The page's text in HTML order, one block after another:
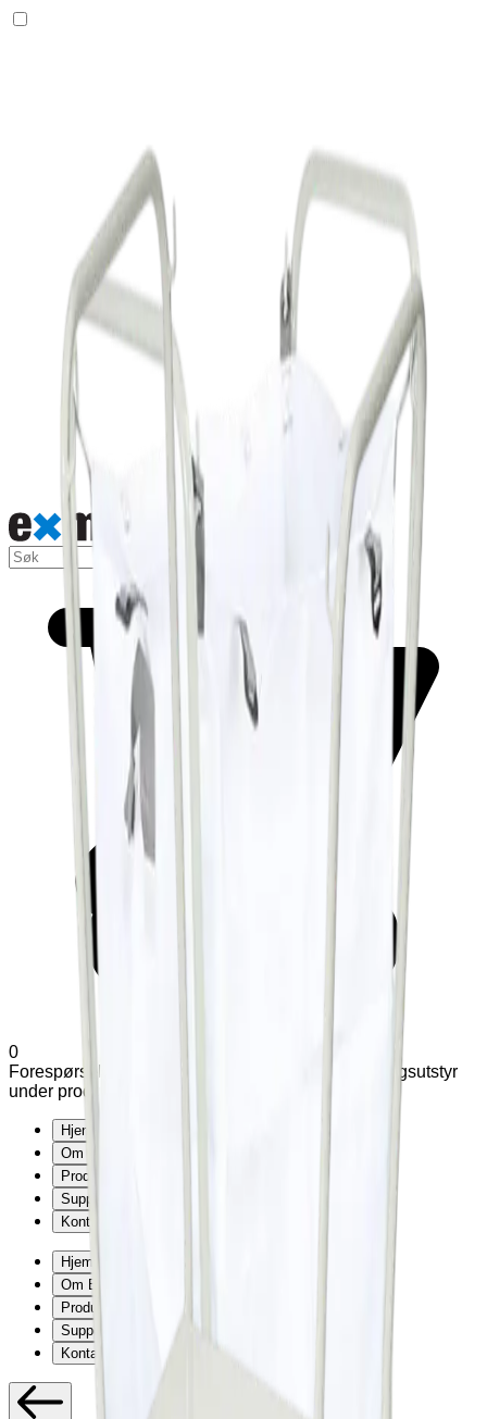
0
Forespørsel (
Legg til varianter og tilleggsutstyr
under produkter
Hjem
Om Exmed
Produkter
Support
Kontakt
Hjem
Om Exmed
Produkter
Support
Kontakt